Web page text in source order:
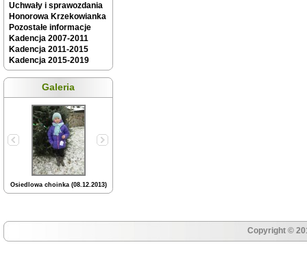
Uchwały i sprawozdania
Honorowa Krzekowianka
Pozostałe informacje
Kadencja 2007-2011
Kadencja 2011-2015
Kadencja 2015-2019
Galeria
Osiedlowa choinka (08.12.2013)
Copyright ©